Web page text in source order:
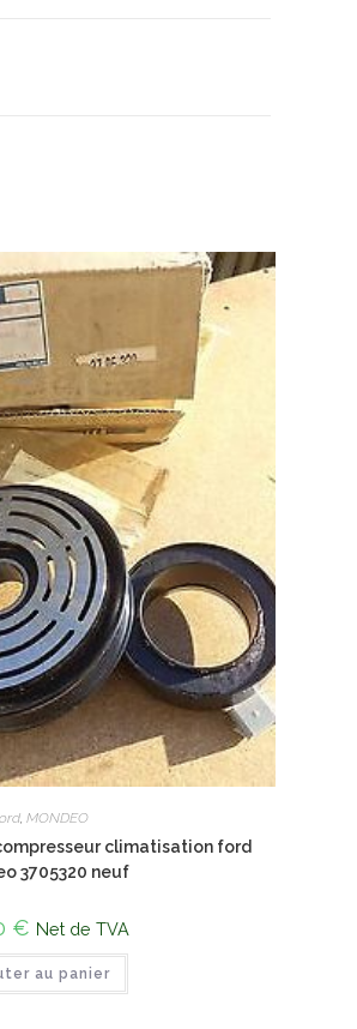
, MONDEO
climatisation ford
3705320 neuf
€ Net de TVA
au panier